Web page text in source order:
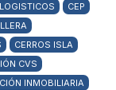
CEP
CERROS ISLA
CVS
INMOBILIARIA